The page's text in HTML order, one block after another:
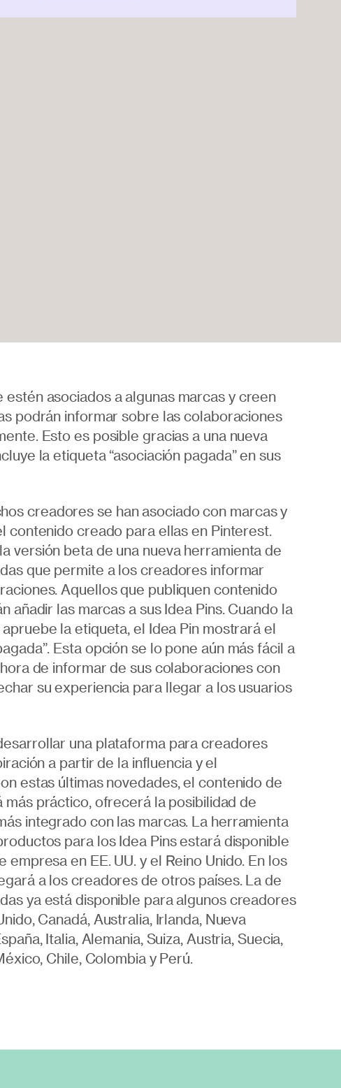
asociados a algunas marcas y creen
podrán informar sobre las colaboraciones
Esto es posible gracias a una nueva
la etiqueta “asociación pagada” en sus
creadores se han asociado con marcas y
contenido creado para ellas en Pinterest.
versión beta de una nueva herramienta de
que permite a los creadores informar
Aquellos que publiquen contenido
añadir las marcas a sus Idea Pins. Cuando la
la etiqueta, el Idea Pin mostrará el
Esta opción se lo pone aún más fácil a
de informar de sus colaboraciones con
su experiencia para llegar a los usuarios
una plataforma para creadores
a partir de la influencia y el
estas últimas novedades, el contenido de
práctico, ofrecerá la posibilidad de
integrado con las marcas. La herramienta
para los Idea Pins estará disponible
empresa en EE. UU. y el Reino Unido. En los
a los creadores de otros países. La de
ya está disponible para algunos creadores
Canadá, Australia, Irlanda, Nueva
Italia, Alemania, Suiza, Austria, Suecia,
Chile, Colombia y Perú.